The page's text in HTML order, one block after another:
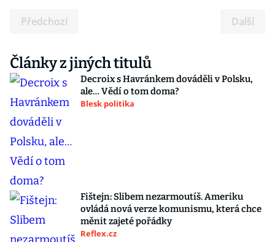
Předchozí Další
Články z jiných titulů
Decroix s Havránkem dováděli v Polsku,
ale… Vědí o tom doma?
Blesk politika
Fištejn: Slibem nezarmoutíš. Ameriku
ovládá nová verze komunismu, která chce
měnit zajeté pořádky
Reflex.cz